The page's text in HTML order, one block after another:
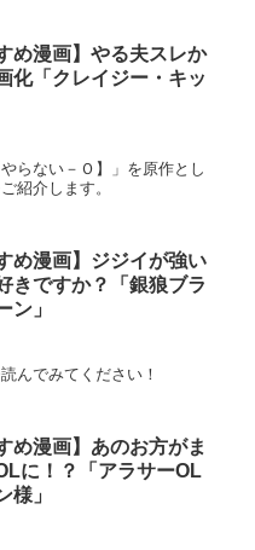
め漫画】やる夫スレか
化「クレイジー・キッ
らない－Ｏ】」を原作とし
紹介します。
め漫画】ジジイが強い
きですか？「銀狼ブラ
ン」
んでみてください！
め漫画】あのお方がま
に！？「アラサーOL
様」